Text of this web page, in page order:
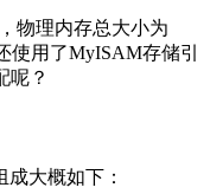
物理内存总大小为
使用了MyISAM存储引
呢？
大概如下：